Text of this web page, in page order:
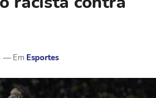
Esportes